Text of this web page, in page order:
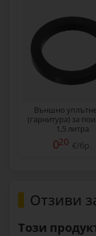
Външно
(гарнитура) за
1,5 литра
020 €/бр.
Отзиви
Този